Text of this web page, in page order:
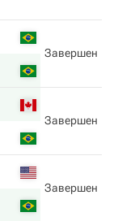
Завершен
Завершен
Завершен